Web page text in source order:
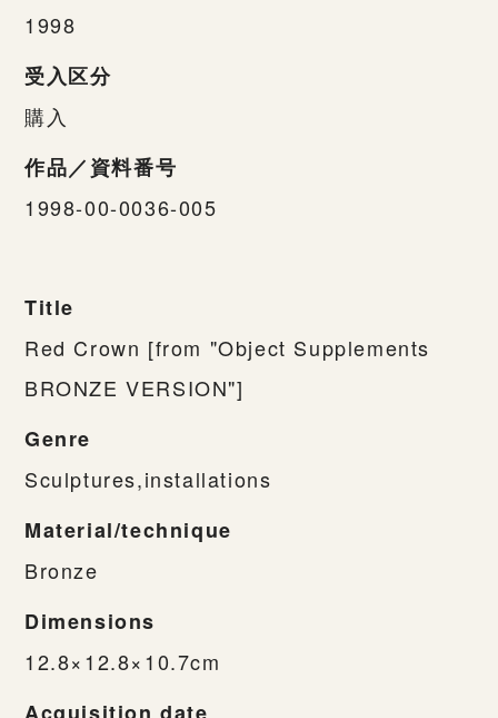
1998
受入区分
購入
作品／資料番号
1998-00-0036-005
Title
Red Crown [from "Object Supplements
BRONZE VERSION"]
Genre
Sculptures,installations
Material/technique
Bronze
Dimensions
12.8×12.8×10.7cm
Acquisition date